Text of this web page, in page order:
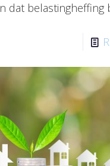
dat belastingheffing